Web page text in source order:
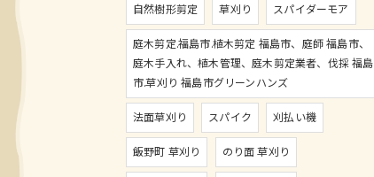
自然樹形剪定
草刈り
スパイダーモア
庭木剪定.福島市.植木剪定 福島市、庭師 福島市、
庭木手入れ、植木管理、庭木剪定業者、伐採 福島
市.草刈り 福島市グリーンハンズ
法面草刈り
スパイク
刈払い機
飯野町 草刈り
のり面 草刈り